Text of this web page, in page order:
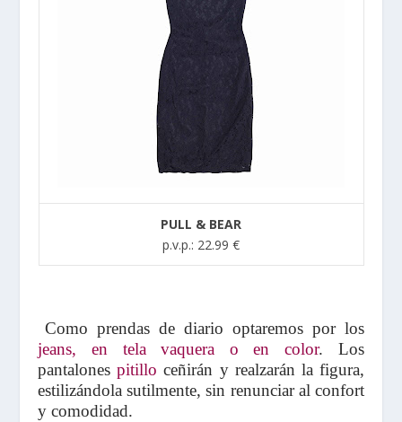
PULL & BEAR
p.v.p.: 22.99 €
Como prendas de diario optaremos por los
jeans, en tela vaquera o en color. Los
pantalonespitilloceñirán y realzarán la figura,
estilizándola sutilmente, sin renunciar al confort
y comodidad.